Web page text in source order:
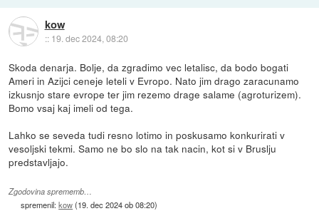
kow
:: 19. dec 2024, 08:20
Skoda denarja. Bolje, da zgradimo vec letalisc, da bodo bogati
Ameri in Azijci ceneje leteli v Evropo. Nato jim drago zaracunamo
izkusnjo stare evrope ter jim rezemo drage salame (agroturizem).
Bomo vsaj kaj imeli od tega.
Lahko se seveda tudi resno lotimo in poskusamo konkurirati v
vesoljski tekmi. Samo ne bo slo na tak nacin, kot si v Bruslju
predstavljajo.
Zgodovina sprememb…
spremenil:kow(19. dec 2024 ob 08:20)